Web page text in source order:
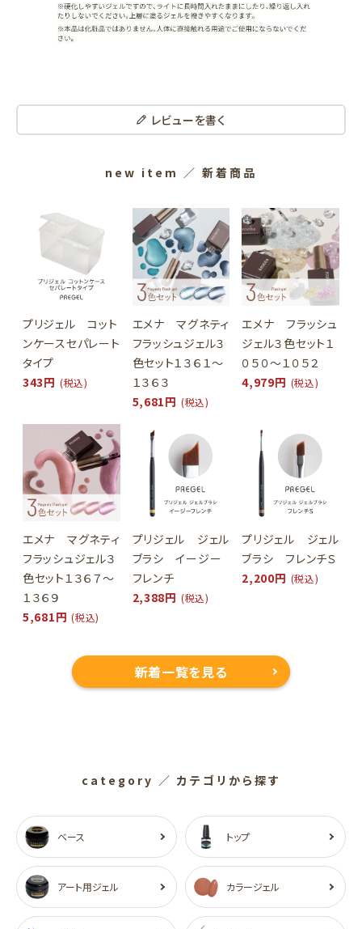
レビューを書く
new item ／ 新着商品
プリジェル コット
ンケースセパレート
タイプ
343円 (税込)
エメナ マグネティ
フラッシュジェル３
色セット１３６１～
１３６３
5,681円 (税込)
エメナ フラッシュ
ジェル３色セット１
０５０～１０５２
4,979円 (税込)
エメナ マグネティ
フラッシュジェル３
色セット１３６７～
１３６９
5,681円 (税込)
プリジェル ジェル
ブラシ イージー
フレンチ
2,388円 (税込)
プリジェル ジェル
ブラシ フレンチＳ
2,200円 (税込)
新着一覧を見る
category ／ カテゴリから探す
ベース トップ
アート用ジェル カラージェル